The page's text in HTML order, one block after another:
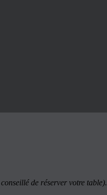
de réserver votre table).